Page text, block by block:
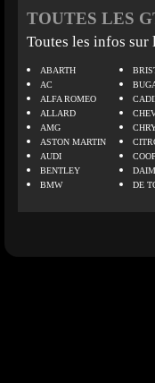
TOUTES LES
Toutes les infos sur
ABARTH
AC
ALFA ROMEO
ALLARD
AMG
ASTON MARTIN
AUDI
BENTLEY
BMW
DE